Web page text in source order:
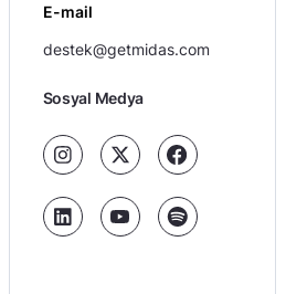
E-mail
destek@getmidas.com
Sosyal Medya